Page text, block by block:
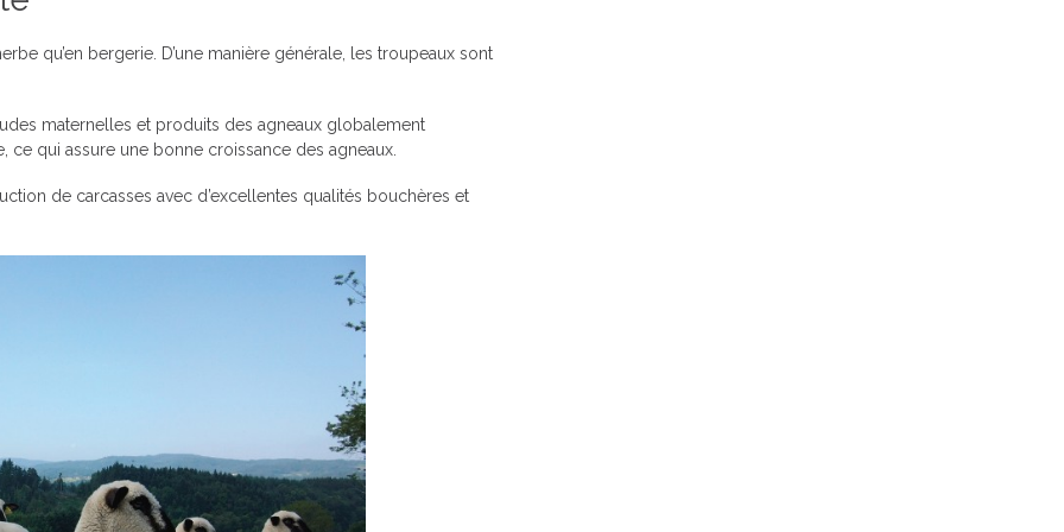
qu’en bergerie. D’une manière générale, les troupeaux sont
maternelles et produits des agneaux globalement
qui assure une bonne croissance des agneaux.
de carcasses avec d’excellentes qualités bouchères et